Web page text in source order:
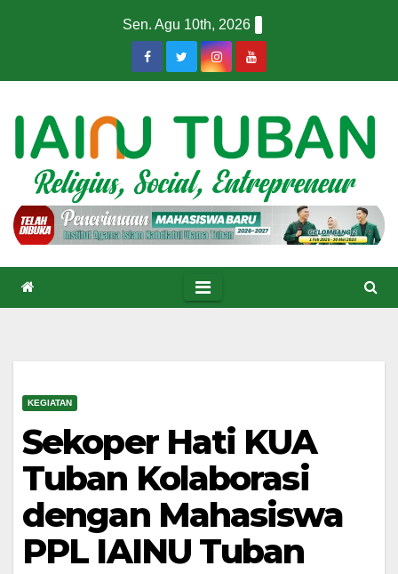
Sen. Agu 10th, 2026
KEGIATAN
Sekoper Hati KUA
Tuban Kolaborasi
dengan Mahasiswa
PPL IAINU Tuban